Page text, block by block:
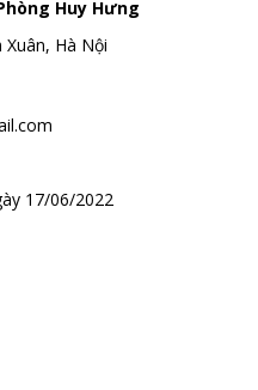
Huy Hưng
Hà Nội
17/06/2022